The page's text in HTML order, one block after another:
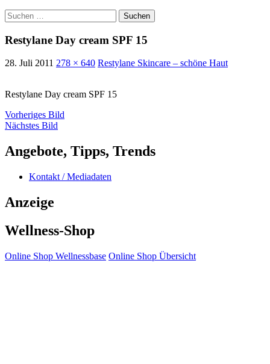
Suchen
nach:
Restylane Day cream SPF 15
28. Juli 2011 278 × 640 Restylane Skincare – schöne Haut
Restylane Day cream SPF 15
Vorheriges Bild
Nächstes Bild
Angebote, Tipps, Trends
Kontakt / Mediadaten
Anzeige
Wellness-Shop
Online Shop Wellnessbase Online Shop Übersicht